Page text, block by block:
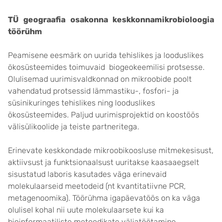
TÜ geograafia osakonna keskkonnamikrobioloogia
töörühm
Peamisene eesmärk on uurida tehislikes ja looduslikes
ökosüsteemides toimuvaid biogeokeemilisi protsesse.
Olulisemad uurimisvaldkonnad on mikroobide poolt
vahendatud protsessid lämmastiku-, fosfori- ja
süsinikuringes tehislikes ning looduslikes
ökosüsteemides. Paljud uurimisprojektid on koostöös
välisülikoolide ja teiste partneritega.
Erinevate keskkondade mikroobikoosluse mitmekesisust,
aktiivsust ja funktsionaalsust uuritakse kaasaaegselt
sisustatud laboris kasutades väga erinevaid
molekulaarseid meetodeid (nt kvantitatiivne PCR,
metagenoomika). Töörühma igapäevatöös on ka väga
olulisel kohal nii uute molekulaarsete kui ka